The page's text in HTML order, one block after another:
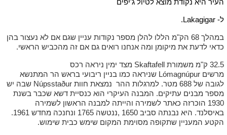
העיר היא נקודת מוצא לטיול ג'יפים
ל- Lakagigar.
במהלך 68 הק"מ הללו להלן מספר נקודות עניין שגם אם לא נעצור בהן
כדאי לדעת את מיקומן ומה אנחנו רואים גם אם זה מהכביש הראשי.
32.5 ק"מ משמורת Skaftafell מצד ימין ניראה רכס
מרשים Lómagnúpur שניראה כמו בניין ריבועי בראש הר המתנשא
לגובה של 688 מטר. למרגלות ההר נמצאת חוות Núpsstaður שבה יש
מספר מבנים עתיקים. המבנה העיקרי הוא כנסיית דשא שכבר בשנת
1930 הוכרזה כאתר לשמירה והייתה למבנה הראשון לשמירה
באיסלנד. היא נבנתה סביב 1650 ,ננטשה 1765 ונחנכה מחדש 1961.
הקטע המעניין שתקופה מסוימת המקום שימש כבית שימוש.